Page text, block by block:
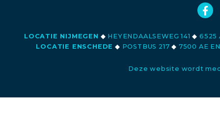
LOCATIE NIJMEGEN ◆ HEYENDAALSEWEG 141◆ 6525
LOCATIE ENSCHEDE ◆ POSTBUS 217◆ 7500 AE
Deze website wordt